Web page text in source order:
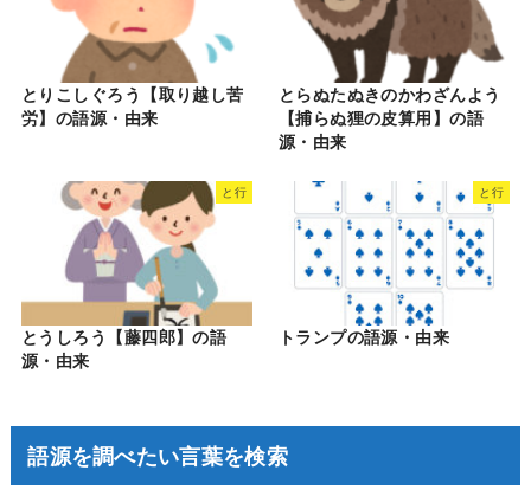
とりこしぐろう【取り越し苦
労】の語源・由来
とらぬたぬきのかわざんよう
【捕らぬ狸の皮算用】の語
源・由来
と行
とうしろう【藤四郎】の語
源・由来
と行
トランプの語源・由来
語源を調べたい言葉を検索